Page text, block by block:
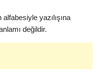
yazılışına
değildir.